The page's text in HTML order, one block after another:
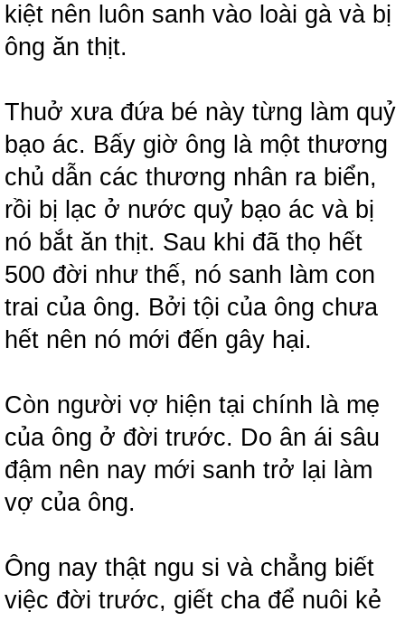
kiệt nên luôn sanh vào loài gà và bị
ông ăn thịt.
Thuở xưa đứa bé này từng làm quỷ
bạo ác. Bấy giờ ông là một thương
chủ dẫn các thương nhân ra biển,
rồi bị lạc ở nước quỷ bạo ác và bị
nó bắt ăn thịt. Sau khi đã thọ hết
500 đời như thế, nó sanh làm con
trai của ông. Bởi tội của ông chưa
hết nên nó mới đến gây hại.
Còn người vợ hiện tại chính là mẹ
của ông ở đời trước. Do ân ái sâu
đậm nên nay mới sanh trở lại làm
vợ của ông.
Ông nay thật ngu si và chẳng biết
việc đời trước, giết cha để nuôi kẻ